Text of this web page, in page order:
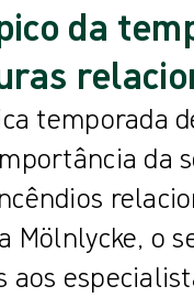
da
temporada
da
Mölnlycke, o
aos